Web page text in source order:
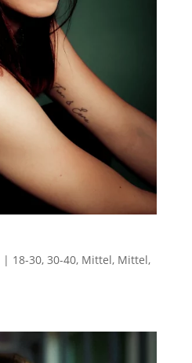
| 18-30, 30-40, Mittel, Mittel,